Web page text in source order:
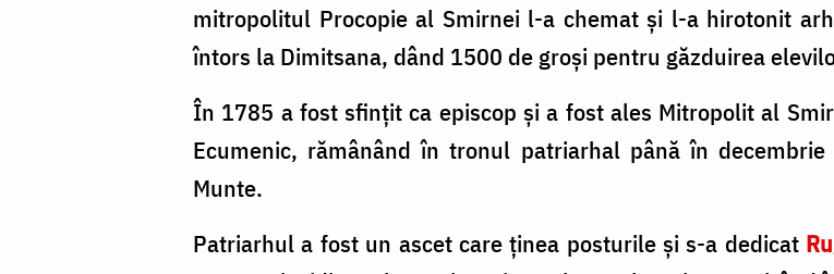
mitropolitul Procopie al Smirnei l-a chemat și l-a hirotonit
întors la Dimitsana, dând 1500 de groşi pentru găzduirea
În 1785 a fost sfințit ca episcop și a fost ales Mitropolit al
Ecumenic, rămânând în tronul patriarhal până în
Munte.
Patriarhul a fost un ascet care ținea posturile și s-a dedicat